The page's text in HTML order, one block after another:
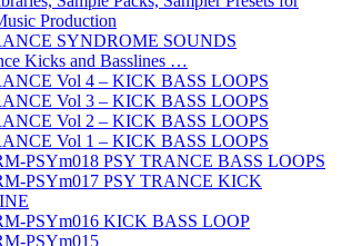
Production
SYNDROME SOUNDS
Kicks and Basslines …
Vol 4 – KICK BASS LOOPS
Vol 3 – KICK BASS LOOPS
Vol 2 – KICK BASS LOOPS
Vol 1 – KICK BASS LOOPS
PSYm018 PSY TRANCE BASS LOOPS
PSYm017 PSY TRANCE KICK
PSYm016 KICK BASS LOOP
PSYm015